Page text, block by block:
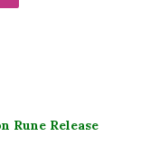
Rune Release